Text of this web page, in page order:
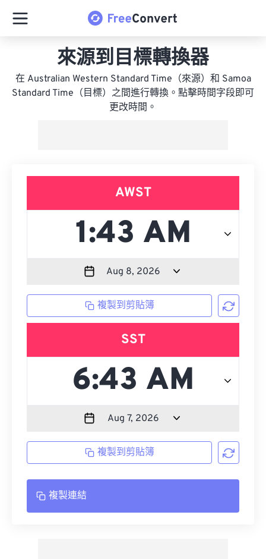
來源到目標轉換器
在 Australian Western Standard Time（來源）和 Samoa
Standard Time（目標）之間進行轉換。點擊時間字段即可
更改時間。
AWST
複製到剪貼簿
SST
複製到剪貼簿
複製連結